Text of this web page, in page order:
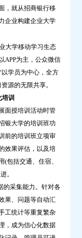
，就从招商银行移
企业构建企业大学
APP为主，公众微信
学员为中心，全方
源的无限共享。
训
面授培训活动时管
银大学的培训班功
前的培训班立项审
效果评估，以及培
包括交通、住宿、
。
的采集能力。针对各
果、问题等自动汇
工统计等重复繁杂
，成为信心化数据